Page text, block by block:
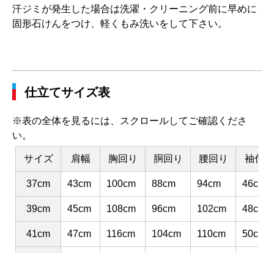
汗ジミが発生した場合は洗濯・クリーニング前に早めに
固形石けんをつけ、軽くもみ洗いをして下さい。
仕立てサイズ表
※表の全体を見るには、スクロールしてご確認くださ
い。
サイズ 肩幅 胸回り 胴回り 腰回り 袖付
37cm 43cm 100cm 88cm 94cm 46cm
39cm 45cm 108cm 96cm 102cm 48cm
41cm 47cm 116cm 104cm 110cm 50cm